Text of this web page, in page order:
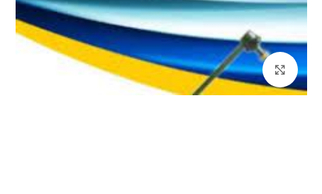
برای بزرگنمایی کلیک کنید